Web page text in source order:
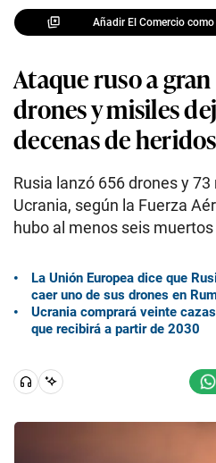
Añadir El Comercio
Ataque ruso a
drones y misiles
decenas de
Rusia lanzó 656 drones y
Ucrania, según la Fuerza
hubo al menos seis muertos
La Unión Europea dice que
caer uno de sus drones en
Ucrania comprará veinte
que recibirá a partir de 2030